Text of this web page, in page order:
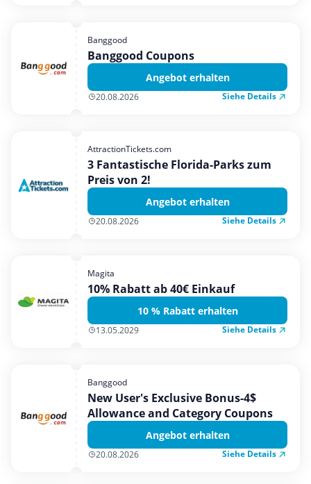
Banggood
Banggood Coupons
Angebot erhalten
20.08.2026 Siehe Details
AttractionTickets.com
3 Fantastische Florida-Parks zum
Preis von 2!
Angebot erhalten
20.08.2026 Siehe Details
Magita
10% Rabatt ab 40€ Einkauf
10 % Rabatt erhalten
13.05.2029 Siehe Details
Banggood
New User's Exclusive Bonus-4$
Allowance and Category Coupons
Angebot erhalten
20.08.2026 Siehe Details